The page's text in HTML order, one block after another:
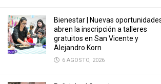
Bienestar | Nuevas
abren la inscripción a talleres
gratuitos en San Vicente y
Alejandro Korn
6 AGOSTO, 2026